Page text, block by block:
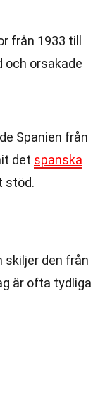
från 1933 till
och orsakade
Spanien från
det spanska
stöd.
skiljer den från
är ofta tydliga